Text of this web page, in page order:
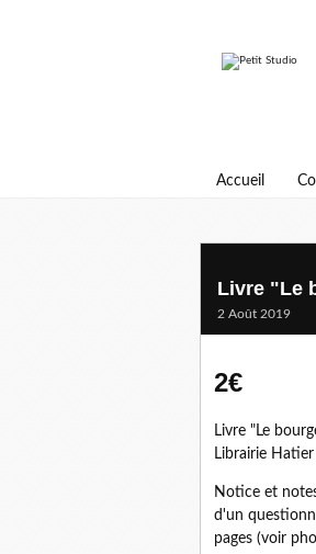
Accueil
Livre "Le
2 Août 2019
2€
Livre "Le
Librairie
Notice et
d'un
pages (voir